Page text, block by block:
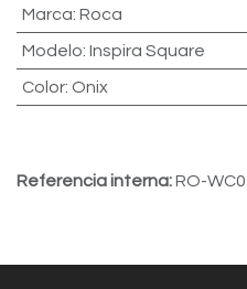
Marca: Roca
Modelo: Inspira Square
Color: Onix
Referencia interna:RO-